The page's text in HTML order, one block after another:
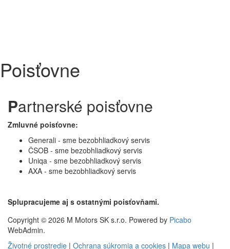
Poisťovne
Partnerské poisťovne
Zmluvné poisťovne:
Generali - sme bezobhliadkový servis
ČSOB - sme bezobhliadkový servis
Uniqa - sme bezobhliadkový servis
AXA - sme bezobhliadkový servis
Splupracujeme aj s ostatnými poisťovňami.
Copyright © 2026 M Motors SK s.r.o. Powered by Picabo
WebAdmin.
Životné prostredie | Ochrana súkromia a cookies | Mapa webu |